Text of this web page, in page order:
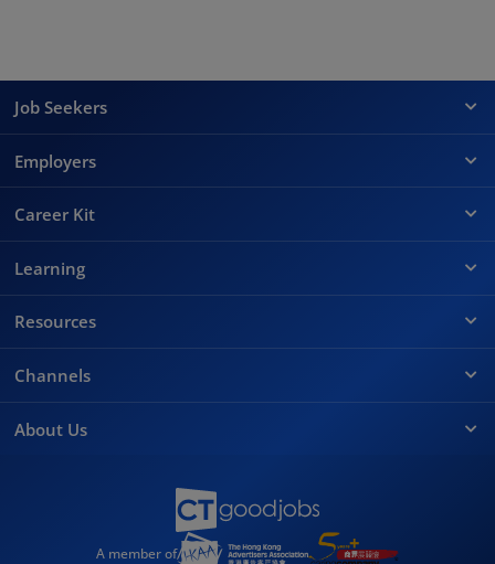
Job Seekers
Employers
Career Kit
Learning
Resources
Channels
About Us
A member of